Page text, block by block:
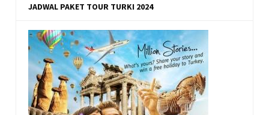
JADWAL PAKET TOUR TURKI 2024